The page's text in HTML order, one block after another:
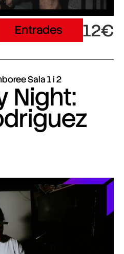
Entrades 12€
Sala 1 i 2
Night: